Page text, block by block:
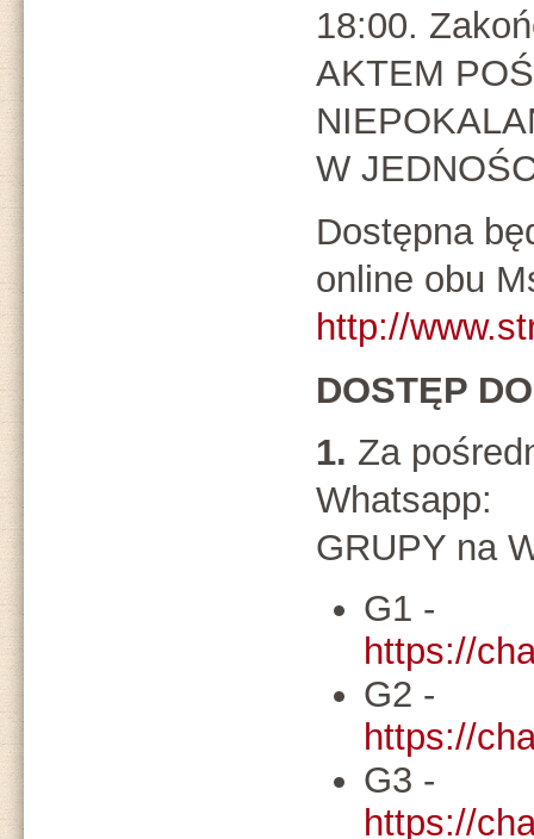
18:00.
AKTEM
W
Dostępna
online obu
http://
DOSTĘP
1. Za
Whatsapp:
GRUPY na
G1 -
https://
G2 -
https://
G3 -
https://